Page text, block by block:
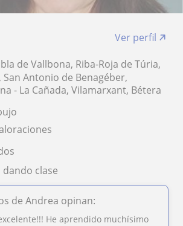
Ver perfil
de Vallbona, Riba-Roja de Túria,
San Antonio de Benagéber,
- La Cañada, Vilamarxant, Bétera
dando clase
de Andrea opinan:
He aprendido muchísimo